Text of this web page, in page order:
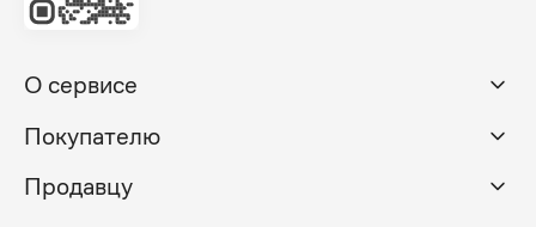
О сервисе
Покупателю
Продавцу